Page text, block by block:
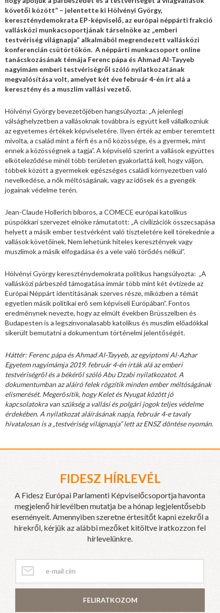
követői között” – jelentette ki Hölvényi György,
kereszténydemokrata EP-képviselő, az európai néppárti frakció
vallásközi munkacsoportjának társelnöke az „emberi
testvériség világnapja” alkalmából megrendezett vallásközi
konferencián csütörtökön. A néppárti munkacsoport online
tanácskozásának témája Ferenc pápa és Ahmad Al-Tayyeb
nagyimám emberi testvériségről szóló nyilatkozatának
megvalósítása volt, amelyet két éve február 4-én írt alá a
keresztény és a muszlim vallási vezető.
Hölvényi György bevezetőjében hangsúlyozta: „A jelenlegi
válsághelyzetben a vallásoknak továbbra is együtt kell vállalkozniuk
az egyetemes értékek képviseletére. Ilyen érték az ember teremtett
mivolta, a család mint a férfi és a nő közössége, és a gyermek, mint
ennek a közösségnek a tagja”. A képviselő szerint a vallások együttes
elköteleződése minél több területen gyakorlattá kell, hogy váljon,
többek között a gyermekek egészséges családi környezetben való
nevelkedése, a nők méltóságának, vagy az idősek és a gyengék
jogainak védelme terén.
Jean-Claude Hollerich bíboros, a COMECE európai katolikus
püspökkari szervezet elnöke rámutatott: „A civilizációk összecsapása
helyett a másik ember testvérként való tiszteletére kell törekednie a
vallások követőinek. Nem lehetünk hiteles keresztények vagy
muszlimok a másik elfogadása és a vele való törődés nélkül”.
Hölvényi György kereszténydemokrata politikus hangsúlyozta: „A
vallásközi párbeszéd támogatása immár több mint két évtizede az
Európai Néppárt identitásának szerves része, miközben a témát
egyetlen másik politikai erő sem képviseli Európában”. Fontos
eredménynek nevezte, hogy az elmúlt években Brüsszelben és
Budapesten is a legszínvonalasabb katolikus és muszlim előadókkal
sikerült bemutatni a dokumentum történelmi jelentőségét.
Háttér: Ferenc pápa és Ahmad Al-Tayyeb, az egyiptomi Al-Azhar
Egyetem nagyimámja 2019. február 4-én írták alá az emberi
testvériségről és a békéről szóló Abu Dzabi nyilatkozatot. A
dokumentumban az aláíró felek rögzítik minden ember méltóságának
elismerését. Megerősítik, hogy Kelet és Nyugat között jó
kapcsolatokra van szükség a vallási és polgári jogok teljes védelme
érdekében. A nyilatkozat aláírásának napja, február 4-e tavaly
hivatalosan is a „testvériség világnapja” lett az ENSZ döntése nyomán.
FIDESZ HÍRLEVÉL
A Fidesz Európai Parlamenti Képviselőcsoportja havonta
megjelenő hírlevélben mutatja be a hónap legjelentősebb
eseményeit. Amennyiben szeretne értesítőt kapni ezekről a
hírekről, kérjük az alábbi mezőket kitöltve iratkozzon fel
hírlevelünkre.
FELIRATKOZOM